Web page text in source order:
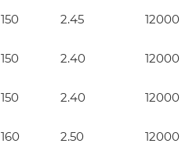
150 2.45 12000
150 2.40 12000
150 2.40 12000
160 2.50 12000